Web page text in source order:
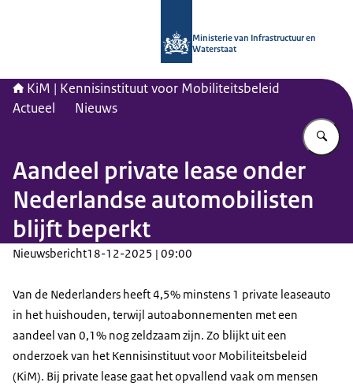
Ministerie van Infrastructuur en
Waterstaat
KiM | Kennisinstituut voor Mobiliteitsbeleid
Actueel
Nieuws
Aandeel private lease onder
Nederlandse automobilisten
blijft beperkt
Nieuwsbericht18-12-2025 | 09:00
Van de Nederlanders heeft 4,5% minstens 1 private leaseauto
in het huishouden, terwijl autoabonnementen met een
aandeel van 0,1% nog zeldzaam zijn. Zo blijkt uit een
onderzoek van het Kennisinstituut voor Mobiliteitsbeleid
(KiM). Bij private lease gaat het opvallend vaak om mensen